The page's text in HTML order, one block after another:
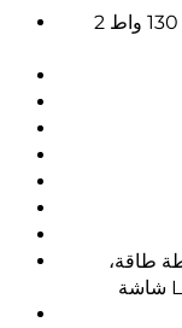
محطة طاقة 130 واط 2C+3A مع ضوء 80000
طاقة،